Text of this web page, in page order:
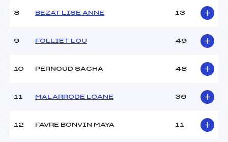
Ouvreurs B :
MISSILLIER SEBASTIEN
MISSILLIER AUDREY (MB)
Ouvreurs D :
Météo :
BEAU
8 BEZAT LISE ANNE 13
9 FOLLIET LOU 49
10 PERNOUD SACHA 48
11 MALARRODE LOANE 36
12 FAVRE BONVIN MAYA 11